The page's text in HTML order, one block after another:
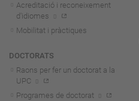
Acreditació i reconeixement
d'idiomes
Mobilitat i pràctiques
DOCTORATS
Raons per fer un doctorat a la
UPC
Programes de doctorat